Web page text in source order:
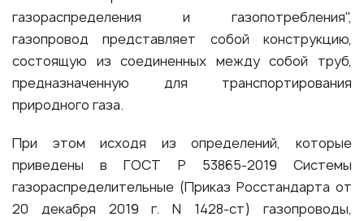
газораспределения и газопотребления",
газопровод представляет собой конструкцию,
состоящую из соединенных между собой труб,
предназначенную для транспортирования
природного газа.
При этом исходя из определений, которые
приведены в ГОСТ Р 53865-2019 Системы
газораспределительные (Приказ Росстандарта от
20 декабря 2019 г. N 1428-ст) газопроводы,